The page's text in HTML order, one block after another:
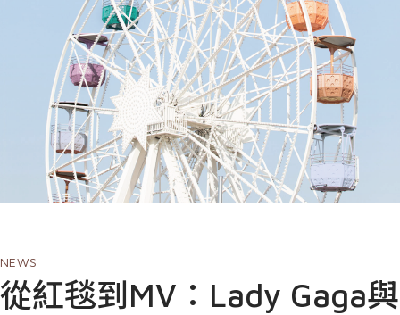
Sp
Sebastian
nioxin
Professional
EVENT
COURSE
Shop
Shop
Products
Contact Us
NEWS
從紅毯到MV：Lady Gaga與